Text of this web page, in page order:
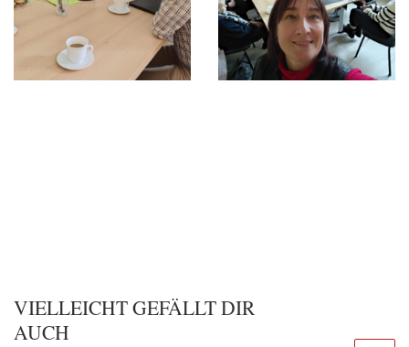
VIELLEICHT GEFÄLLT DIR
AUCH